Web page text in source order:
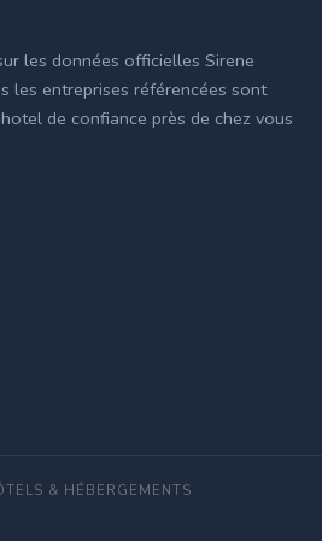
les données officielles Sirene
les entreprises référencées sont
de confiance près de chez vous
& HÉBERGEMENTS